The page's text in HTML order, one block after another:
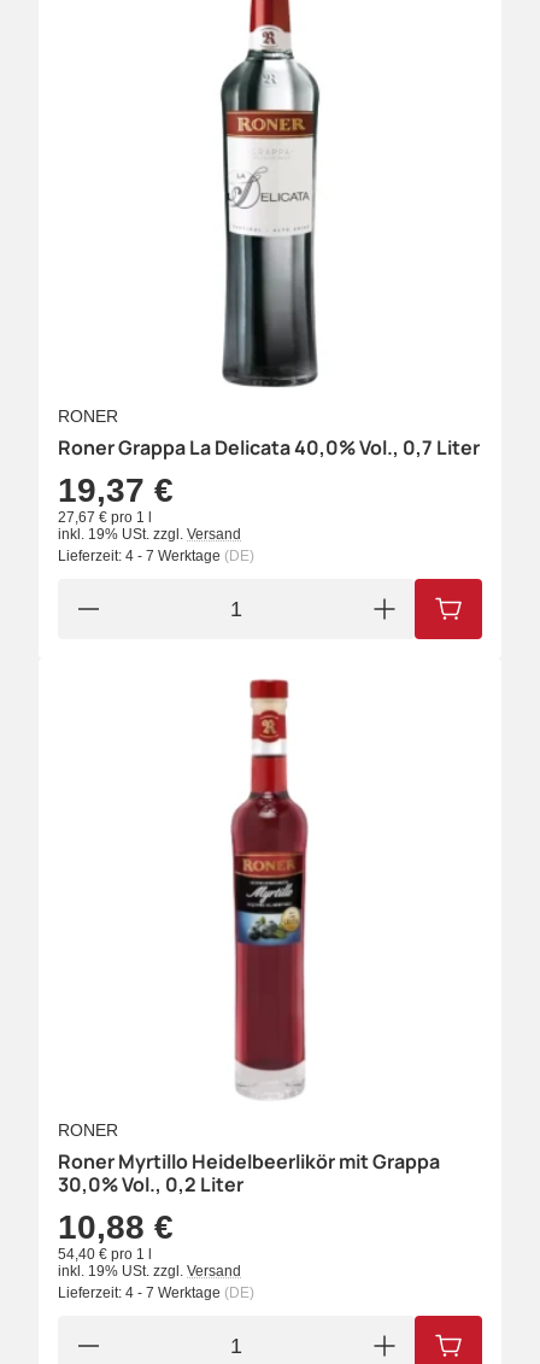
RONER
Roner Grappa La Delicata 40,0% Vol., 0,7 Liter
19,37 €
27,67 € pro 1 l
inkl. 19% USt. zzgl. Versand
Lieferzeit: 4 - 7 Werktage (DE)
IN DEN
RONER
Roner Myrtillo Heidelbeerlikör mit Grappa
30,0% Vol., 0,2 Liter
10,88 €
54,40 € pro 1 l
inkl. 19% USt. zzgl. Versand
Lieferzeit: 4 - 7 Werktage (DE)
IN DEN